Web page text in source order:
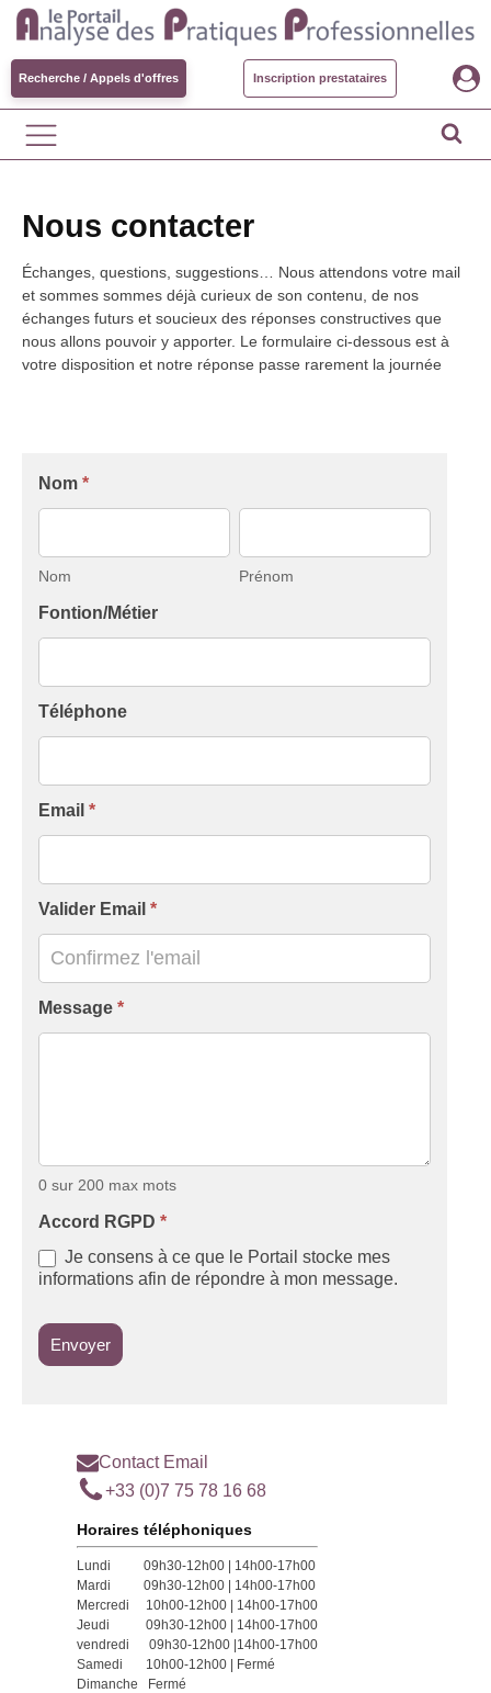
Recherche / Appels d'offres Inscription prestataires
Nous contacter
Échanges, questions, suggestions… Nous attendons votre mail
et sommes sommes déjà curieux de son contenu, de nos
échanges futurs et soucieux des réponses constructives que
nous allons pouvoir y apporter. Le formulaire ci-dessous est à
votre disposition et notre réponse passe rarement la journée
Contact
Nom *
Nom Prénom
Fontion/Métier
Téléphone
Email *
Valider Email *
Message *
0 sur 200 max mots
Accord RGPD *
Je consens à ce que le Portail stocke mes
informations afin de répondre à mon message.
Envoyer
Contact Email
+33 (0)7 75 78 16 68
Horaires téléphoniques
Lundi 09h30-12h00 | 14h00-17h00
Mardi 09h30-12h00 | 14h00-17h00
Mercredi 10h00-12h00 | 14h00-17h00
Jeudi 09h30-12h00 | 14h00-17h00
vendredi 09h30-12h00 |14h00-17h00
Samedi 10h00-12h00 | Fermé
Dimanche Fermé